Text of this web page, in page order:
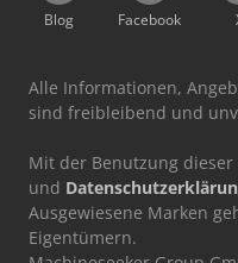
Blog Facebook
Alle Informationen,
sind freibleibend und
Mit der Benutzung dieser
und
Ausgewiesene Marken
Eigentümern.